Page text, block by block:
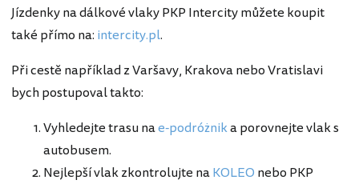
Jízdenky na dálkové vlaky PKP Intercity můžete koupit
také přímo na: intercity.pl.
Při cestě například z Varšavy, Krakova nebo Vratislavi
bych postupoval takto:
Vyhledejte trasu nae-podróżnika porovnejte vlak s
autobusem.
Nejlepší vlak zkontrolujte naKOLEO nebo PKP